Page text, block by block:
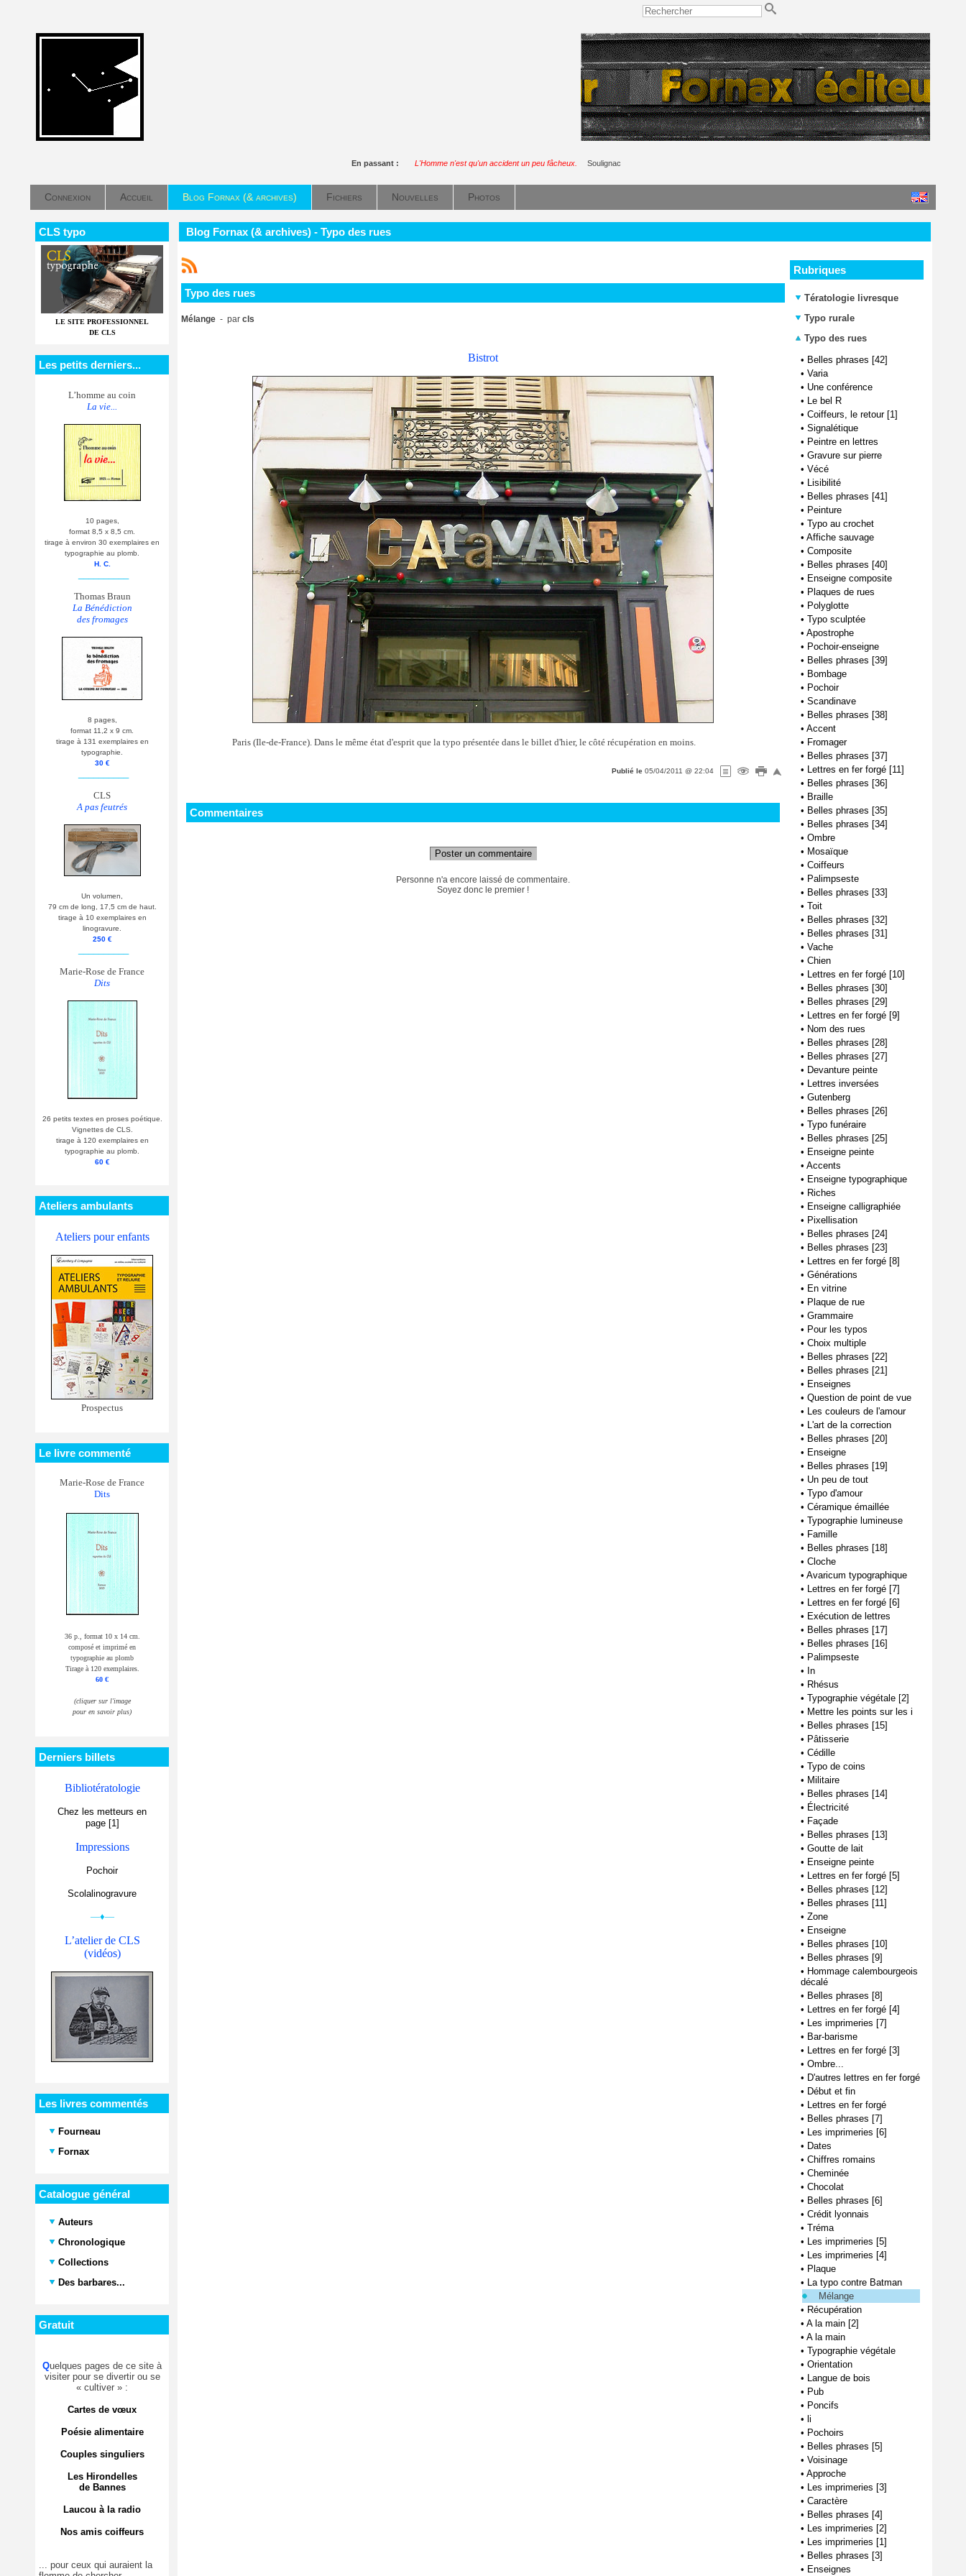
En passant : L'Homme n'est qu'un accident un peu fâcheux. Soulignac
Connexion Accueil Blog Fornax (& archives) Fichiers Nouvelles Photos
CLS typo
LE SITE PROFESSIONNEL
DE CLS
Les petits derniers...
L’homme au coin
La vie...
10 pages,
format 8,5 x 8,5 cm.
tirage à environ 30 exemplaires en
typographie au plomb.
H. C.
Thomas Braun
La Bénédiction
des fromages
8 pages,
format 11,2 x 9 cm.
tirage à 131 exemplaires en
typographie.
30 €
CLS
A pas feutrés
Un volumen,
79 cm de long, 17,5 cm de haut.
tirage à 10 exemplaires en
linogravure.
250 €
Marie-Rose de France
Dits
26 petits textes en proses poétique.
Vignettes de CLS.
tirage à 120 exemplaires en
typographie au plomb.
60 €
Ateliers ambulants
Ateliers pour enfants
Prospectus
Le livre commenté
Marie-Rose de France
Dits
36 p., format 10 x 14 cm.
composé et imprimé en
typographie au plomb
Tirage à 120 exemplaires.
60 €
(cliquer sur l'image
pour en savoir plus)
Derniers billets
Bibliotératologie
Chez les metteurs en
page [1]
Impressions
Pochoir
Scolalinogravure
—♦—
L’atelier de CLS
(vidéos)
Les livres commentés
Fourneau
Fornax
Catalogue général
Auteurs
Chronologique
Collections
Des barbares...
Gratuit
Quelques pages de ce site à
visiter pour se divertir ou se
« cultiver » :
Cartes de vœux
Poésie alimentaire
Couples singuliers
Les Hirondelles
de Bannes
Laucou à la radio
Nos amis coiffeurs
... pour ceux qui auraient la
Blog Fornax (& archives) - Typo des rues
Typo des rues
Mélange - par cls
Bistrot
Paris (Ile-de-France). Dans le même état d'esprit que la typo présentée dans le billet d'hier, le côté récupération en moins.
Publié le 05/04/2011 @ 22:04
Commentaires
Poster un commentaire
Personne n'a encore laissé de commentaire.
Soyez donc le premier !
Rubriques
Tératologie livresque
Typo rurale
Typo des rues
• Belles phrases [42]
• Varia
• Une conférence
• Le bel R
• Coiffeurs, le retour [1]
• Signalétique
• Peintre en lettres
• Gravure sur pierre
• Vécé
• Lisibilité
• Belles phrases [41]
• Peinture
• Typo au crochet
• Affiche sauvage
• Composite
• Belles phrases [40]
• Enseigne composite
• Plaques de rues
• Polyglotte
• Typo sculptée
• Apostrophe
• Pochoir-enseigne
• Belles phrases [39]
• Bombage
• Pochoir
• Scandinave
• Belles phrases [38]
• Accent
• Fromager
• Belles phrases [37]
• Lettres en fer forgé [11]
• Belles phrases [36]
• Braille
• Belles phrases [35]
• Belles phrases [34]
• Ombre
• Mosaïque
• Coiffeurs
• Palimpseste
• Belles phrases [33]
• Toit
• Belles phrases [32]
• Belles phrases [31]
• Vache
• Chien
• Lettres en fer forgé [10]
• Belles phrases [30]
• Belles phrases [29]
• Lettres en fer forgé [9]
• Nom des rues
• Belles phrases [28]
• Belles phrases [27]
• Devanture peinte
• Lettres inversées
• Gutenberg
• Belles phrases [26]
• Typo funéraire
• Belles phrases [25]
• Enseigne peinte
• Accents
• Enseigne typographique
• Riches
• Enseigne calligraphiée
• Pixellisation
• Belles phrases [24]
• Belles phrases [23]
• Lettres en fer forgé [8]
• Générations
• En vitrine
• Plaque de rue
• Grammaire
• Pour les typos
• Choix multiple
• Belles phrases [22]
• Belles phrases [21]
• Enseignes
• Question de point de vue
• Les couleurs de l'amour
• L'art de la correction
• Belles phrases [20]
• Enseigne
• Belles phrases [19]
• Un peu de tout
• Typo d'amour
• Céramique émaillée
• Typographie lumineuse
• Famille
• Belles phrases [18]
• Cloche
• Avaricum typographique
• Lettres en fer forgé [7]
• Lettres en fer forgé [6]
• Exécution de lettres
• Belles phrases [17]
• Belles phrases [16]
• Palimpseste
• In
• Rhésus
• Typographie végétale [2]
• Mettre les points sur les i
• Belles phrases [15]
• Pâtisserie
• Cédille
• Typo de coins
• Militaire
• Belles phrases [14]
• Électricité
• Façade
• Belles phrases [13]
• Goutte de lait
• Enseigne peinte
• Lettres en fer forgé [5]
• Belles phrases [12]
• Belles phrases [11]
• Zone
• Enseigne
• Belles phrases [10]
• Belles phrases [9]
• Hommage calembourgeois
décalé
• Belles phrases [8]
• Lettres en fer forgé [4]
• Les imprimeries [7]
• Bar-barisme
• Lettres en fer forgé [3]
• Ombre...
• D'autres lettres en fer forgé
• Début et fin
• Lettres en fer forgé
• Belles phrases [7]
• Les imprimeries [6]
• Dates
• Chiffres romains
• Cheminée
• Chocolat
• Belles phrases [6]
• Crédit lyonnais
• Tréma
• Les imprimeries [5]
• Les imprimeries [4]
• Plaque
• La typo contre Batman
Mélange
• Récupération
• A la main [2]
• A la main
• Typographie végétale
• Orientation
• Langue de bois
• Pub
• Poncifs
• li
• Pochoirs
• Belles phrases [5]
• Voisinage
• Approche
• Les imprimeries [3]
• Caractère
• Belles phrases [4]
• Les imprimeries [2]
• Les imprimeries [1]
• Belles phrases [3]
• Enseignes